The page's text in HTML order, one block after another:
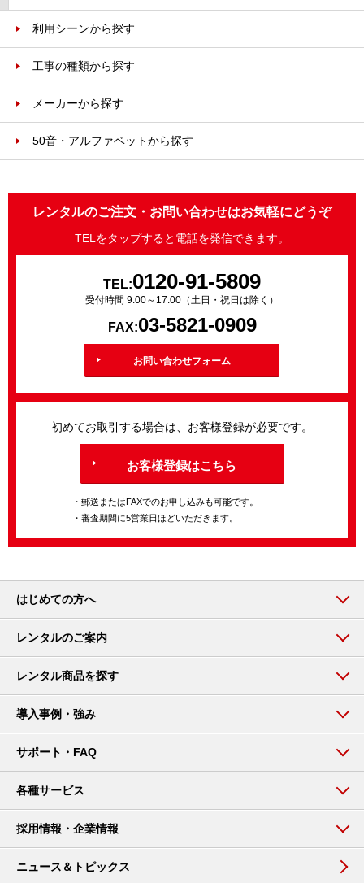
利用シーンから探す
工事の種類から探す
メーカーから探す
50音・アルファベットから探す
レンタルのご注文・お問い合わせはお気軽にどうぞ
TELをタップすると電話を発信できます。
TEL:0120-91-5809
受付時間 9:00～17:00（土日・祝日は除く）
FAX:03-5821-0909
お問い合わせフォーム
初めてお取引する場合は、お客様登録が必要です。
お客様登録はこちら
・郵送またはFAXでのお申し込みも可能です。
・審査期間に5営業日ほどいただきます。
はじめての方へ
レンタルのご案内
レンタル商品を探す
導入事例・強み
サポート・FAQ
各種サービス
採用情報・企業情報
ニュース＆トピックス